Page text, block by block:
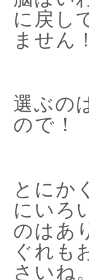
に戻し
ません！
選ぶの
ので！
とにか
にいろ
のはあ
ぐれも
さいね。